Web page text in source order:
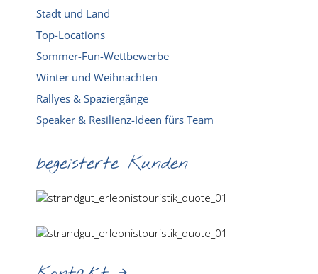
Stadt und Land
Top-Locations
Sommer-Fun-Wettbewerbe
Winter und Weihnachten
Rallyes & Spaziergänge
Speaker & Resilienz-Ideen fürs Team
begeisterte Kunden